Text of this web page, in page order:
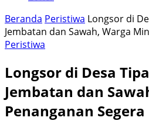
Beranda Peristiwa Longsor di
Jembatan dan Sawah, Warga
Peristiwa
Longsor di Desa
Jembatan dan
Penanganan Segera